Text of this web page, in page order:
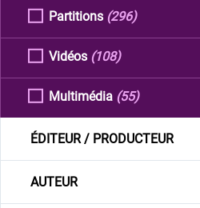
Partitions (296)
Vidéos (108)
Multimédia (55)
ÉDITEUR / PRODUCTEUR
AUTEUR